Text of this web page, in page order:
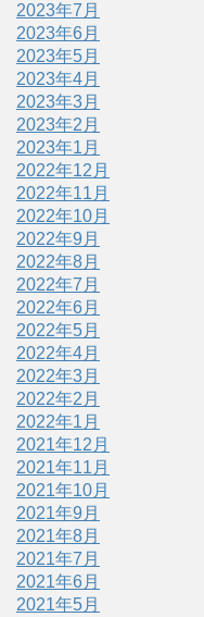
2023年7月
2023年6月
2023年5月
2023年4月
2023年3月
2023年2月
2023年1月
2022年12月
2022年11月
2022年10月
2022年9月
2022年8月
2022年7月
2022年6月
2022年5月
2022年4月
2022年3月
2022年2月
2022年1月
2021年12月
2021年11月
2021年10月
2021年9月
2021年8月
2021年7月
2021年6月
2021年5月